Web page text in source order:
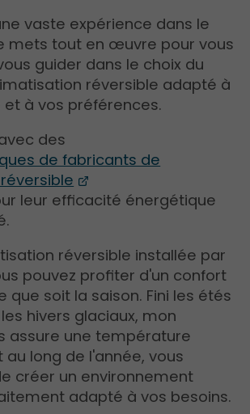
vaste expérience dans le
mets tout en œuvre pour vous
guider dans le choix du
réversible adapté à
à vos préférences.
des
de fabricants de
leur efficacité énergétique
réversible installée par
pouvez profiter d'un confort
que soit la saison. Fini les étés
hivers glaciaux, mon
assure une température
long de l'année, vous
créer un environnement
adapté à vos besoins.